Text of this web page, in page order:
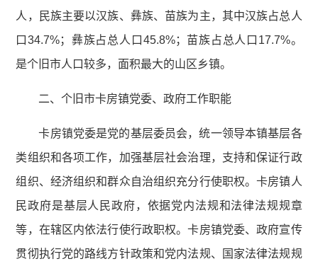
人，民族主要以汉族、彝族、苗族为主，其中汉族占总人
口34.7%；彝族占总人口45.8%；苗族占总人口17.7%。
是个旧市人口较多，面积最大的山区乡镇。
二、个旧市卡房镇党委、政府工作职能
卡房镇党委是党的基层委员会，统一领导本镇基层各
类组织和各项工作，加强基层社会治理，支持和保证行政
组织、经济组织和群众自治组织充分行使职权。卡房镇人
民政府是基层人民政府，依据党内法规和法律法规规章
等，在辖区内依法行使行政职权。卡房镇党委、政府宣传
贯彻执行党的路线方针政策和党内法规、国家法律法规规